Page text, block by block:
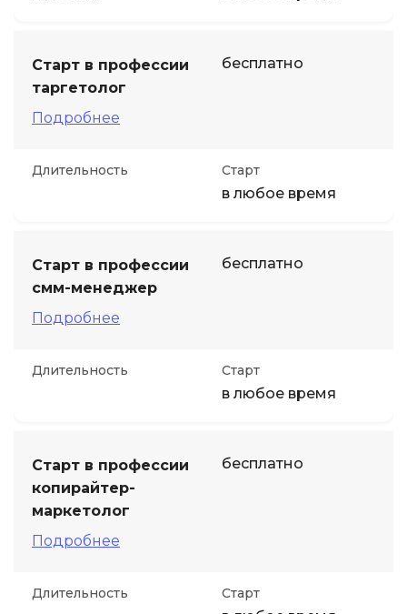
Старт в профессии
таргетолог
Подробнее
бесплатно
Длительность Старт
в любое время
Старт в профессии
смм-менеджер
Подробнее
бесплатно
Длительность Старт
в любое время
Старт в профессии
копирайтер-
маркетолог
Подробнее
бесплатно
Длительность Старт